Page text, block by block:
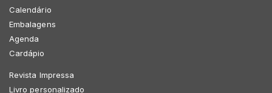
Calendário
Embalagens
Agenda
Cardápio
Revista Impressa
Livro personalizado